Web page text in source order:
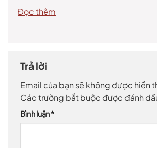
homestay, khu nghỉ dưỡng và các
sinh thái. Gạch lát nền không chỉ là vật
Đọc thêm
Trả lời
Email của bạn sẽ không được hiển
Các trường bắt buộc được đánh
Bình luận*